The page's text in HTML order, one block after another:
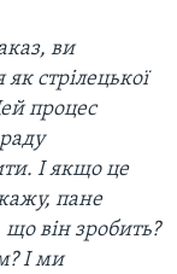
ви
як стрілецької
процес
І якщо це
пане
він зробить?
І ми